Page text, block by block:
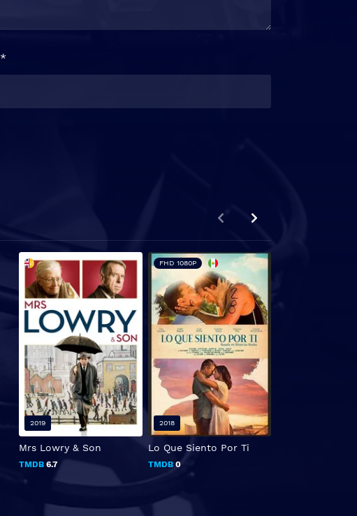
*
Mrs Lowry & Son
TMDB 6.7
2019
Lo Que Siento Por Ti
TMDB0
FHD 1080P
2018